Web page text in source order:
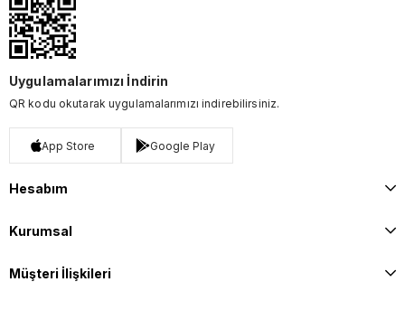
Uygulamalarımızı İndirin
QR kodu okutarak uygulamalarımızı indirebilirsiniz.
App Store Google Play
Hesabım
Kurumsal
Müşteri İlişkileri